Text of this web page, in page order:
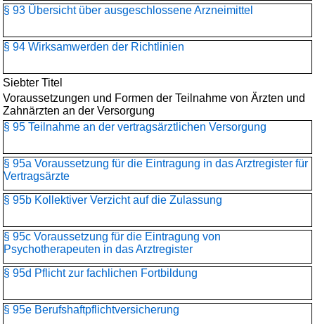
§ 93 Übersicht über ausgeschlossene Arzneimittel
§ 94 Wirksamwerden der Richtlinien
Siebter Titel
Voraussetzungen und Formen der Teilnahme von Ärzten und
Zahnärzten an der Versorgung
§ 95 Teilnahme an der vertragsärztlichen Versorgung
§ 95a Voraussetzung für die Eintragung in das Arztregister für
Vertragsärzte
§ 95b Kollektiver Verzicht auf die Zulassung
§ 95c Voraussetzung für die Eintragung von
Psychotherapeuten in das Arztregister
§ 95d Pflicht zur fachlichen Fortbildung
§ 95e Berufshaftpflichtversicherung